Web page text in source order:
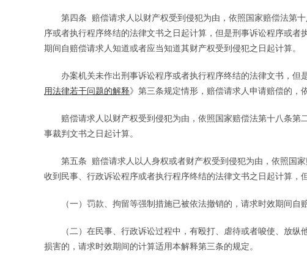
第四条 赔偿请求人以财产权受到侵犯为由，依照国家赔偿法第十
序或者执行程序终结的法律文书之日起计算，但是刑事诉讼程序或
期间自赔偿请求人知道或者应当知道其财产权受到侵犯之日起计算。
办案机关未作出刑事诉讼程序或者执行程序终结的法律文书，但
用法律若干问题的解释》第三条规定情形，赔偿请求人申请赔偿的，
赔偿请求人以财产权受到侵犯为由，依照国家赔偿法第十八条第
事裁判文书之日起计算。
第五条 赔偿请求人以人身权或者财产权受到侵犯为由，依照国家
收到民事、行政诉讼程序或者执行程序终结的法律文书之日起计算，
（一）罚款、拘留等强制措施已被依法撤销的，请求时效期间自
（二）在民事、行政诉讼过程中，有殴打、虐待或者唆使、放纵
损害的，请求时效期间的计算适用本解释第三条的规定。